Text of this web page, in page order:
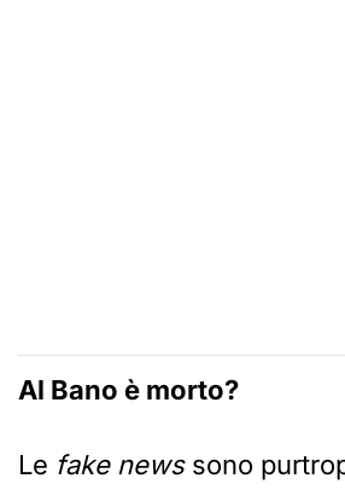
Al Bano è morto?
Le fake newssono